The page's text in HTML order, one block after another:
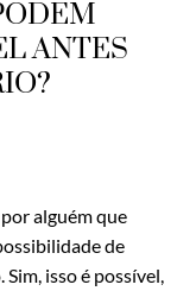
ANTES
alguém que
de
isso é possível,